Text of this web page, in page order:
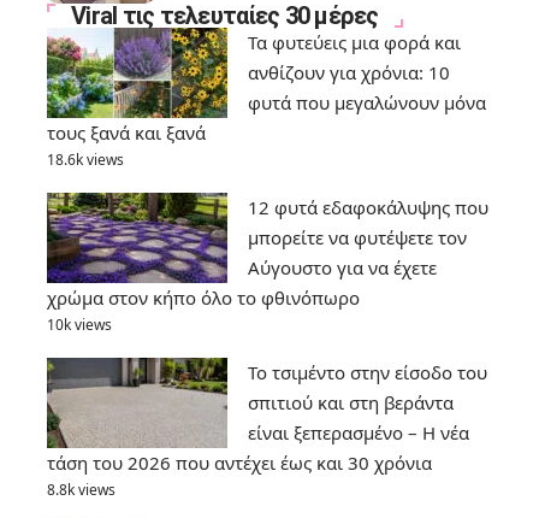
Viral τις τελευταίες 30 μέρες
Τα φυτεύεις μια φορά και
ανθίζουν για χρόνια: 10
φυτά που μεγαλώνουν μόνα
τους ξανά και ξανά
18.6k views
12 φυτά εδαφοκάλυψης που
μπορείτε να φυτέψετε τον
Αύγουστο για να έχετε
χρώμα στον κήπο όλο το φθινόπωρο
10k views
Το τσιμέντο στην είσοδο του
σπιτιού και στη βεράντα
είναι ξεπερασμένο – Η νέα
τάση του 2026 που αντέχει έως και 30 χρόνια
8.8k views